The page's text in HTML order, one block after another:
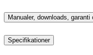
Manualer, downloads, garanti
Specifikationer